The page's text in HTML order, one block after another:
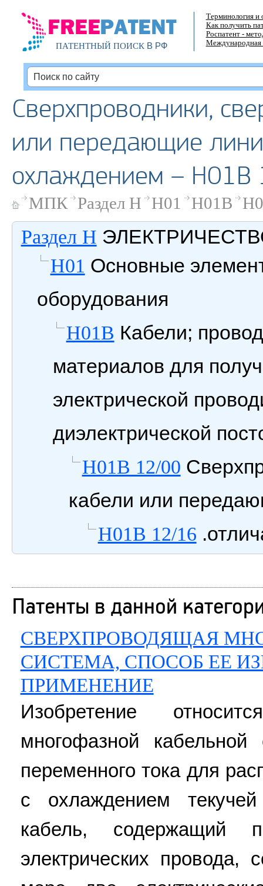
ПАТЕНТНЫЙ ПОИСКВ РФ
Терминология и
Как получить
Роспатент -
Международная
Сверхпроводники,
или передающие
охлаждением – H01B
МПК Раздел H H01 H01B
Раздел H
H01 Основные
оборудования
H01B Кабели;
материалов для
электрической
диэлектрической
H01B 12/00
кабели или
H01B 12/16
Патенты в данной
СВЕРХПРОВОДЯЩАЯ
СИСТЕМА, СПОСОБ ЕЕ
ПРИМЕНЕНИЕ
Изобретение
многофазной кабельной
переменного тока для
с охлаждением
кабель,
электрических